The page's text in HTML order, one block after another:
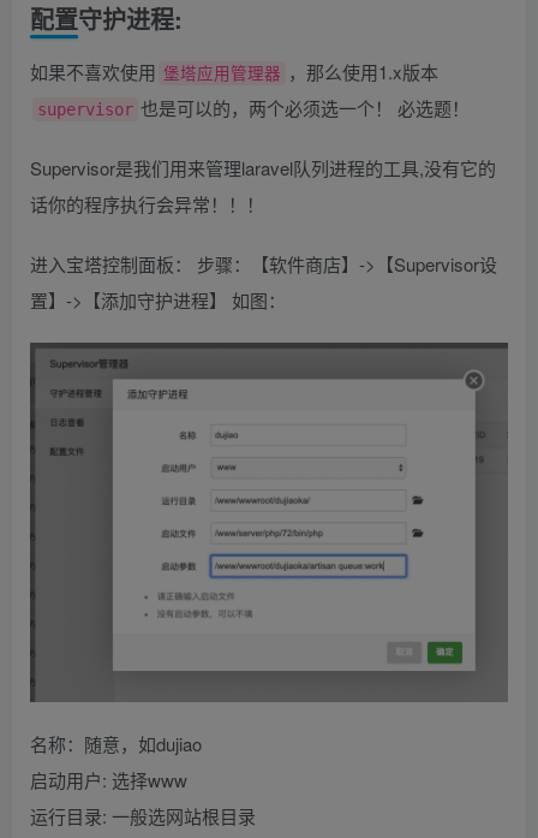
配置守护进程:
如果不喜欢使用 堡塔应用管理器 ，那么使用1.x版本
supervisor 也是可以的，两个必须选一个！ 必选题！
Supervisor是我们用来管理laravel队列进程的工具,没有它的
话你的程序执行会异常！！！
进入宝塔控制面板： 步骤：【软件商店】->【Supervisor设
置】->【添加守护进程】 如图：
名称：随意，如dujiao
启动用户: 选择www
运行目录: 一般选网站根目录